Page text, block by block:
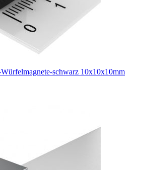
schwarz 10x10x10mm